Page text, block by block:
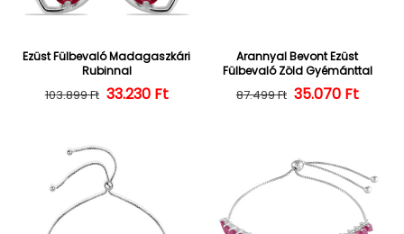
Ezüst Fülbevaló Madagaszkári
Rubinnal
Normál ár
103.899 Ft Kedvezményes ár
33.230 Ft
Arannyal Bevont Ezüst
Fülbevaló Zöld Gyémánttal
Normál ár
87.499 Ft 35.070 Ft